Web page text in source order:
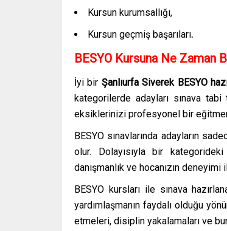
Kursun kurumsallığı,
Kursun geçmiş başarıları.
BESYO Kursuna Ne Zaman
İyi bir Şanlıurfa Siverek BESYO
kategorilerde adayları sınava
eksiklerinizi profesyonel bir
BESYO sınavlarında adayların
olur. Dolayısıyla bir
danışmanlık ve hocanızın
BESYO kursları ile sınava
yardımlaşmanın faydalı olduğu
etmeleri, disiplin yakalamaları ve